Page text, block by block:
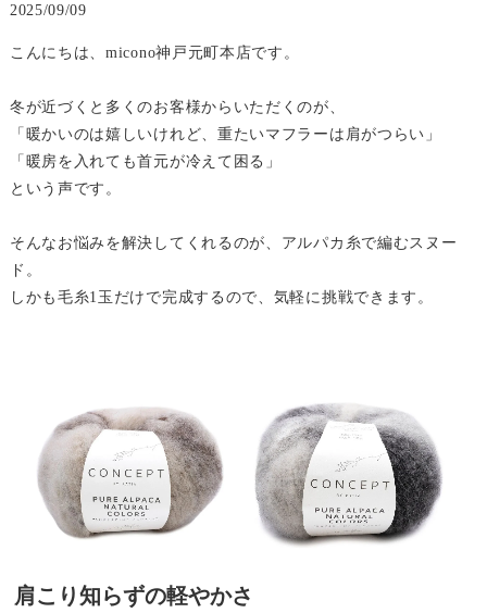
2025/09/09
こんにちは、micono神戸元町本店です。
冬が近づくと多くのお客様からいただくのが、
「暖かいのは嬉しいけれど、重たいマフラーは肩がつらい」
「暖房を入れても首元が冷えて困る」
という声です。
そんなお悩みを解決してくれるのが、アルパカ糸で編むスヌー
ド。
しかも毛糸1玉だけで完成するので、気軽に挑戦できます。
肩こり知らずの軽やかさ